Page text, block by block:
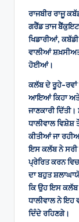
ਰਾਜਬੀਰ ਰਾਜੂ
ਗਰੈਂਡ ਤਾਜ
ਖਿਡਾਰੀਆਂ,
ਵਾਲੀਆਂ
ਹੋਈਆਂ।
ਕਲੱਬ ਦੇ ਰੂਹੇ-ਰਵਾਂ
ਆਇਆਂ ਕਿਹਾ ਅਤੇ
ਜਾਣਕਾਰੀ
ਧਾਲੀਵਾਲ
ਕੀਤੀਆਂ ਜਾ
ਇਸ ਕਲੱਬ ਨੇ ਸਰੀ
ਪ੍ਰੇਰਿਤ ਕਰਨ
ਦਾ ਬਹੁਤ
ਕਿ ਉਹ ਇਸ
ਧਾਲੀਵਾਲ ਨੇ ਇਹ
ਦਿੰਦੇ ਰਹਿਣਗੇ।